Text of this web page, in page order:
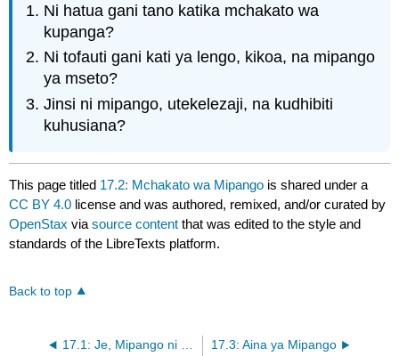
Ni hatua gani tano katika mchakato wa
kupanga?
Ni tofauti gani kati ya lengo, kikoa, na mipango
ya mseto?
Jinsi ni mipango, utekelezaji, na kudhibiti
kuhusiana?
This page titled 17.2: Mchakato wa Mipango is shared under a
CC BY 4.0 license and was authored, remixed, and/or curated by
OpenStax viasource content that was edited to the style and
standards of the LibreTexts platform.
Back to top
17.3: Aina ya Mipango